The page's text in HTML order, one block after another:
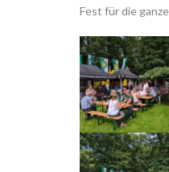
Fest für die